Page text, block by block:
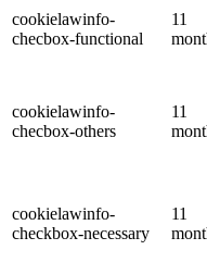
cookielawinfo-
checbox-functional
11
cookielawinfo-
checbox-others
11
cookielawinfo-
checkbox-necessary
11